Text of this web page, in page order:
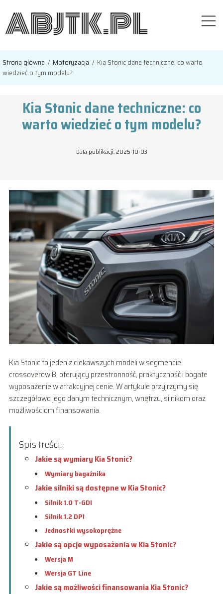
Strona główna / Motoryzacja / Kia Stonic dane techniczne: co warto
wiedzieć o tym modelu?
Kia Stonic dane techniczne: co
warto wiedzieć o tym modelu?
Data publikacji: 2025-10-03
Kia Stonic to jeden z ciekawszych modeli w segmencie
crossoverów B, oferujący przestronność, praktyczność i bogate
wyposażenie w atrakcyjnej cenie. W artykule przyjrzymy się
szczegółowo jego danym technicznym, wnętrzu, silnikom oraz
możliwościom finansowania.
Spis treści:
Jakie są wymiary Kia Stonic?
Wymiary bagażnika
Jakie silniki są dostępne w Kia Stonic?
Silnik 1.0 T-GDI
Silnik 1.2 DPI
Jednostki wysokoprężne
Jakie są opcje wyposażenia w Kia Stonic?
Wersja M
Wersja GT Line
Jakie są możliwości finansowania Kia Stonic?